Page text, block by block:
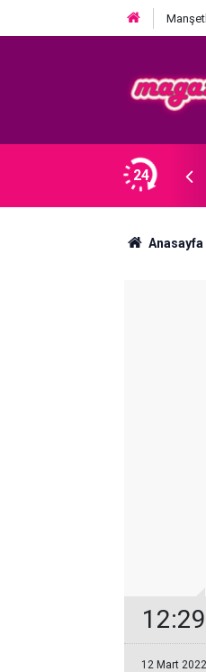
24
Bayraşa... SÜRPRİZ İŞ
Anasayfa
12:29
12 Mart 2022